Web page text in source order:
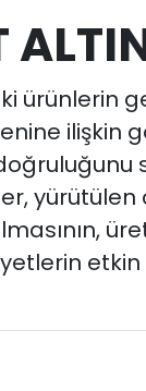
ürünlerin
ilişkin